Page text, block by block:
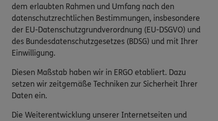
dem erlaubten Rahmen und Umfang nach den
datenschutzrechtlichen Bestimmungen, insbesondere
der EU-Datenschutzgrundverordnung (EU-DSGVO) und
des Bundesdatenschutzgesetzes (BDSG) und mit Ihrer
Einwilligung.
Diesen Maßstab haben wir in ERGO etabliert. Dazu
setzen wir zeitgemäße Techniken zur Sicherheit Ihrer
Daten ein.
Die Weiterentwicklung unserer Internetseiten und